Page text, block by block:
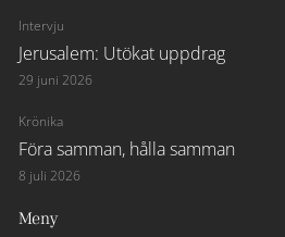
Intervju
Jerusalem: Utökat uppdrag
29 juni 2026
Krönika
Föra samman, hålla samman
8 juli 2026
Meny